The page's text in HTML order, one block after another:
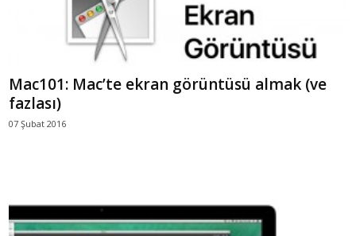
Mac101: Mac’te ekran görüntüsü almak (ve
fazlası)
07 Şubat 2016